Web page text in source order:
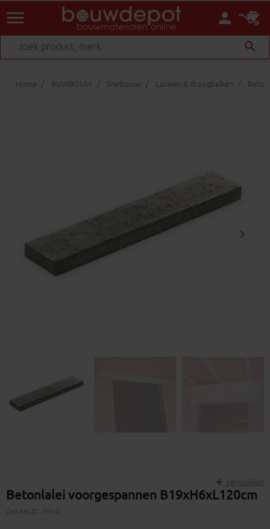
person
menu
search
Home RUWBOUW Snelbouw Lateien & draagbalken
keyboard_arrow_right
Betonlalei voorgespannen B19xH6xL120cm
(artikel ID: 5914)
Vergelijken